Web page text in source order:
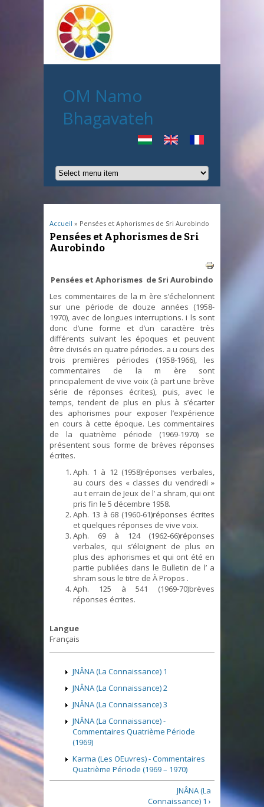
OM Namo
Bhagavateh
Vous êtes ici
Accueil » Pensées et Aphorismes de Sri Aurobindo
Pensées et Aphorismes de Sri
Aurobindo
Pensées et Aphorismes de Sri Aurobindo
Les commentaires de la m ère s’échelonnent
sur une période de douze années (1958-
1970), avec de longues interruptions. i ls sont
donc d’une forme et d’un caractère très
différents suivant les époques et peuvent
être divisés en quatre périodes. a u cours des
trois premières périodes (1958-1966), les
commentaires de la m ère sont
principalement de vive voix (à part une brève
série de réponses écrites), puis, avec le
temps, tendent de plus en plus à s’écarter
des aphorismes pour exposer l’expérience
en cours à cette époque. Les commentaires
de la quatrième période (1969-1970) se
présentent sous forme de brèves réponses
écrites.
Aph. 1 à 12 (1958)réponses verbales,
au cours des « classes du vendredi »
au t errain de Jeux de l’ a shram, qui ont
pris fin le 5 décembre 1958.
Aph. 13 à 68 (1960-61)réponses écrites
et quelques réponses de vive voix.
Aph. 69 à 124 (1962-66)réponses
verbales, qui s’éloignent de plus en
plus des aphorismes et qui ont été en
partie publiées dans le Bulletin de l’ a
shram sous le titre de À Propos .
Aph. 125 à 541 (1969-70)brèves
réponses écrites.
Langue
Français
JNÂNA (La Connaissance) 1
JNÂNA (La Connaissance) 2
JNÂNA (La Connaissance) 3
JNÂNA (La Connaissance) -
Commentaires Quatrième Période
(1969)
Karma (Les OEuvres) - Commentaires
Quatrième Période (1969 – 1970)
JNÂNA (La
Connaissance) 1 ›